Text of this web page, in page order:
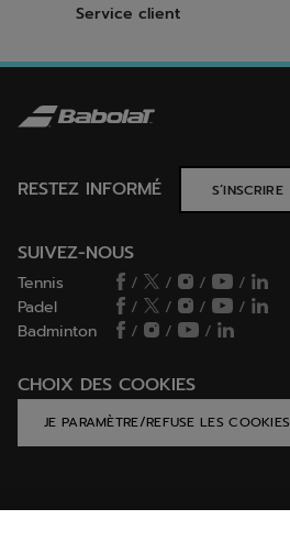
Service client
RESTEZ INFORMÉ S’INSCRIRE
SUIVEZ-NOUS
Tennis / / /
/
Padel
/ / /
/
Badminton
/ / /
CHOIX DES COOKIES
JE PARAMÈTRE/REFUSE LES COOKIES